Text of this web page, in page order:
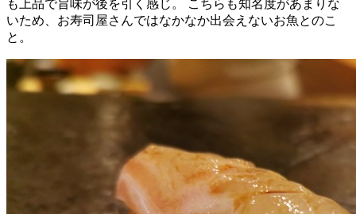
も上品で旨味が後を引く感じ。 こちらも知名度があまりな
いため、お寿司屋さんではなかなか出会えないお魚とのこ
と。